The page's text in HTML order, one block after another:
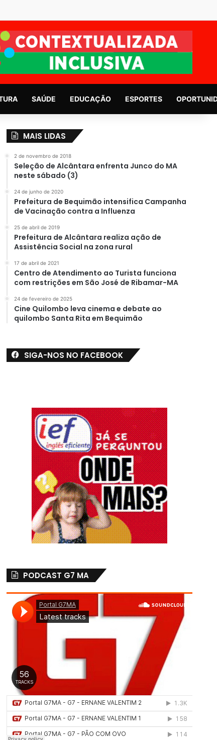
SAÚDE EDUCAÇÃO ESPORTES
MAIS LIDAS
2 de novembro de 2018
Seleção de Alcântara enfrenta Junco do MA
neste sábado (3)
24 de junho de 2020
Prefeitura de Bequimão intensifica Campanha
de Vacinação contra a Influenza
25 de abril de 2019
Prefeitura de Alcântara realiza ação de
Assistência Social na zona rural
17 de abril de 2021
Centro de Atendimento ao Turista funciona
com restrições em São José de Ribamar-MA
24 de fevereiro de 2025
Cine Quilombo leva cinema e debate ao
quilombo Santa Rita em Bequimão
SIGA-NOS NO FACEBOOK
PODCAST G7 MA